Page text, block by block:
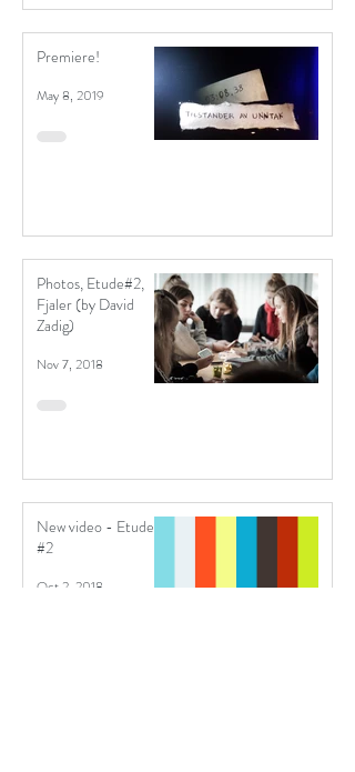
Premiere!
May 8, 2019
Photos, Etude#2,
Fjaler (by David
Zadig)
Nov 7, 2018
New video - Etude
#2
Oct 2, 2018